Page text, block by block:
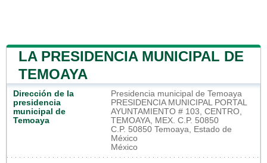
LA PRESIDENCIA MUNICIPAL DE
TEMOAYA
Dirección de la
presidencia
municipal de
Temoaya
Presidencia municipal de Temoaya
PRESIDENCIA MUNICIPAL PORTAL
AYUNTAMIENTO # 103, CENTRO,
TEMOAYA, MEX. C.P. 50850
C.P. 50850 Temoaya, Estado de
México
México